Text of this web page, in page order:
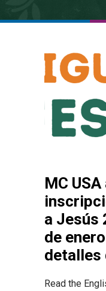
MC
a Jesús
de
detalles
Read the